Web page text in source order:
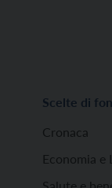
Scelte di
Cronaca
Economia e